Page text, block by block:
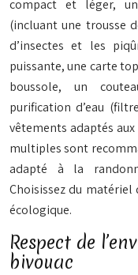
compact et léger,
(incluant une trousse
d’insectes et les
puissante, une carte
boussole, un
purification d’eau
vêtements adaptés
multiples sont
adapté à la
Choisissez du
écologique.
Respect de
bivouac